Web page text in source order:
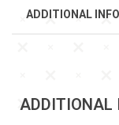
ADDITIONAL
ADDITIONAL